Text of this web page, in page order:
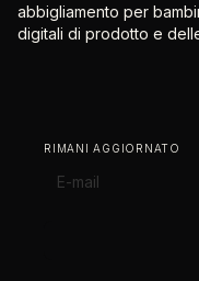
abbigliamento per
digitali di prodotto e
RIMANI AGGIORNATO